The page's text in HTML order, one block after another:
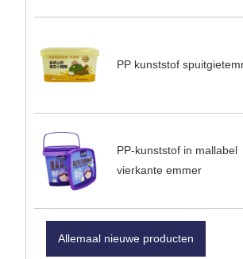
PP kunststof
PP-kunststof in mallabel
vierkante emmer
Allemaal nieuwe producten